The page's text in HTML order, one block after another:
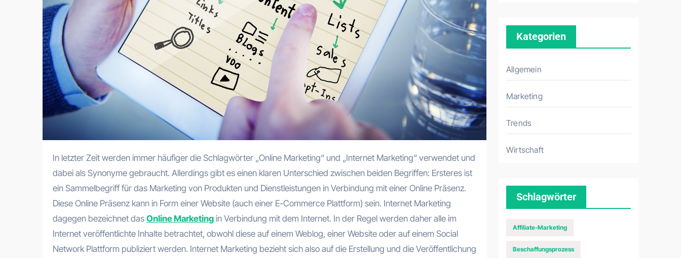
In letzter Zeit werden immer häufiger die Schlagwörter „Online Marketing“ und „Internet Marketing“ verwendet und
dabei als Synonyme gebraucht. Allerdings gibt es einen klaren Unterschied zwischen beiden Begriffen: Ersteres ist
ein Sammelbegriff für das Marketing von Produkten und Dienstleistungen in Verbindung mit einer Online Präsenz.
Diese Online Präsenz kann in Form einer Website (auch einer E-Commerce Plattform) sein. Internet Marketing
dagegen bezeichnet das Online Marketing in Verbindung mit dem Internet. In der Regel werden daher alle im
Internet veröffentlichte Inhalte betrachtet, obwohl diese auf einem Weblog, einer Website oder auf einem Social
Network Plattform publiziert werden. Internet Marketing bezieht sich also auf die Erstellung und die Veröffentlichung
Kategorien
Allgemein
Marketing
Trends
Wirtschaft
Schlagwörter
Affiliate-Marketing
Beschaffungsprozess